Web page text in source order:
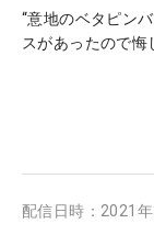
“意地のベタピン
スがあったので悔
配信日時： 2021